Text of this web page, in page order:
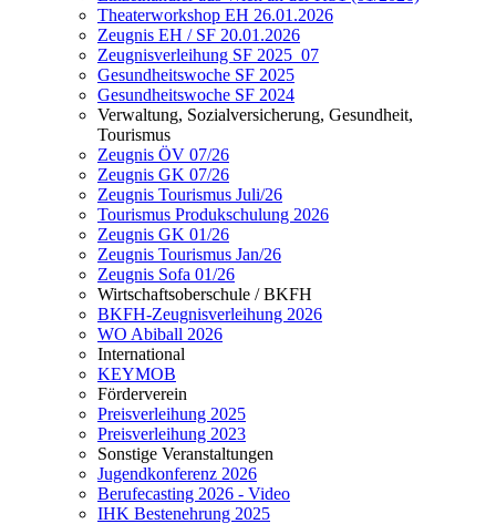
Theaterworkshop EH 26.01.2026
Zeugnis EH / SF 20.01.2026
Zeugnisverleihung SF 2025_07
Gesundheitswoche SF 2025
Gesundheitswoche SF 2024
Verwaltung, Sozialversicherung, Gesundheit,
Tourismus
Zeugnis ÖV 07/26
Zeugnis GK 07/26
Zeugnis Tourismus Juli/26
Tourismus Produkschulung 2026
Zeugnis GK 01/26
Zeugnis Tourismus Jan/26
Zeugnis Sofa 01/26
Wirtschaftsoberschule / BKFH
BKFH-Zeugnisverleihung 2026
WO Abiball 2026
International
KEYMOB
Förderverein
Preisverleihung 2025
Preisverleihung 2023
Sonstige Veranstaltungen
Jugendkonferenz 2026
Berufecasting 2026 - Video
IHK Bestenehrung 2025